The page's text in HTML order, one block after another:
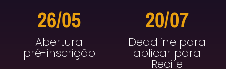
26/05
Abertura
pré-inscrição
20/07
Deadline para
aplicar para
Recife